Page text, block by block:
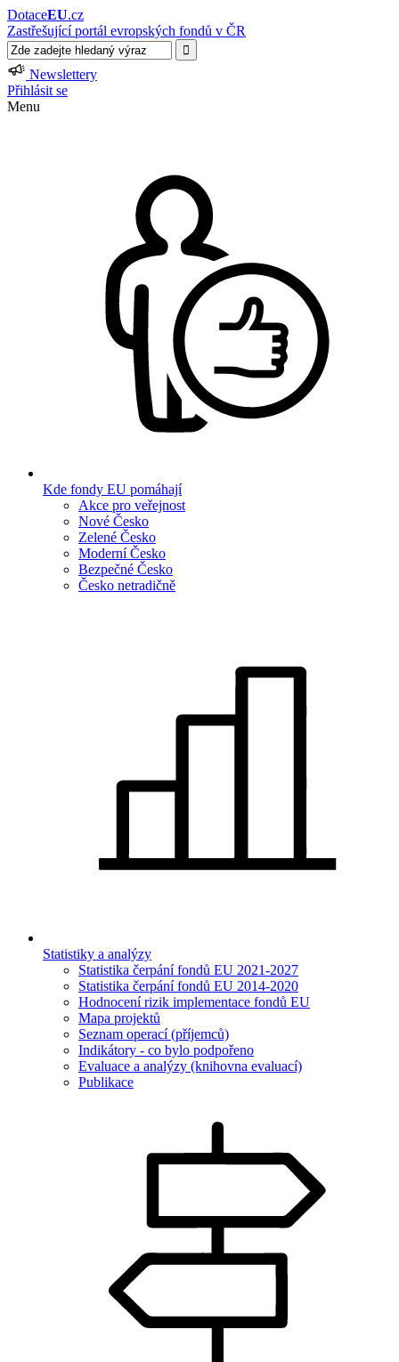
DotaceEU.cz
Zastřešující portál evropských fondů v ČR
Newslettery
Přihlásit se
Menu
Kde fondy EU pomáhají
Akce pro veřejnost
Nové Česko
Zelené Česko
Moderní Česko
Bezpečné Česko
Česko netradičně
Statistiky a analýzy
Statistika čerpání fondů EU 2021-2027
Statistika čerpání fondů EU 2014-2020
Hodnocení rizik implementace fondů EU
Mapa projektů
Seznam operací (příjemců)
Indikátory - co bylo podpořeno
Evaluace a analýzy (knihovna evaluací)
Publikace